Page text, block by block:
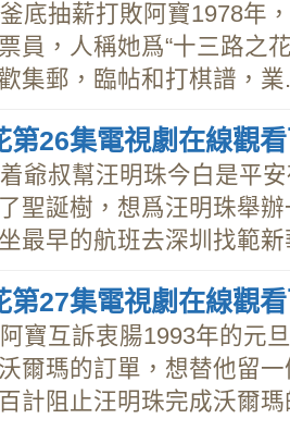
底抽薪打敗阿寶1978年
員，人稱她爲“十三路之
集郵，臨帖和打棋譜，業
第26集電視劇在線觀
爺叔幫汪明珠今白是平
聖誕樹，想爲汪明珠舉
最早的航班去深圳找範新
第27集電視劇在線觀
寶互訴衷腸1993年的元
爾瑪的訂單，想替他留
計阻止汪明珠完成沃爾瑪